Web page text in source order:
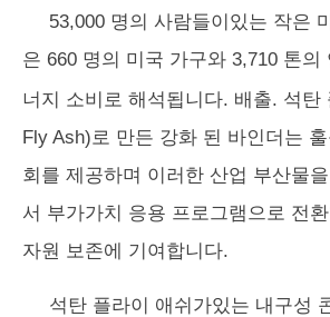
53,000 명의 사람들이있는 작은
은 660 명의 미국 가구와 3,710 톤의
너지 소비로 해석됩니다. 배출. 석탄
Fly Ash)로 만든 강화 된 바인더는
회를 제공하며 이러한 산업 부산물
서 부가가치 응용 프로그램으로 전
자원 보존에 기여합니다.
석탄 플라이 애쉬가있는 내구성